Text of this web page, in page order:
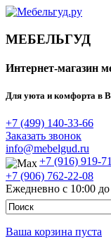
МЕБЕЛЬГУД
Интернет-магазин
Для уюта и комфорта в
+7 (499) 140-33-66
Заказать звонок
info@mebelgud.ru
+7 (916) 919-
+7 (906) 762-22-08
Ежедневно с 10:00
Ваша корзина пуста